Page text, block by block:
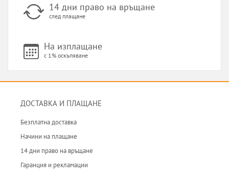
14 дни право на връщане
след плащане
На изплащане
с 1% оскъпяване
ДОСТАВКА И ПЛАЩАНЕ
Безплатна доставка
Начини на плащане
14 дни право на връщане
Гаранция и рекламации